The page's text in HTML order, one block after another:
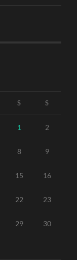
S S
1 2
8 9
15 16
22 23
29 30